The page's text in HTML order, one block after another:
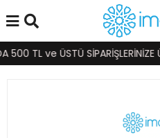
500 TL ve ÜSTÜ SİPARİŞLERİNİZE